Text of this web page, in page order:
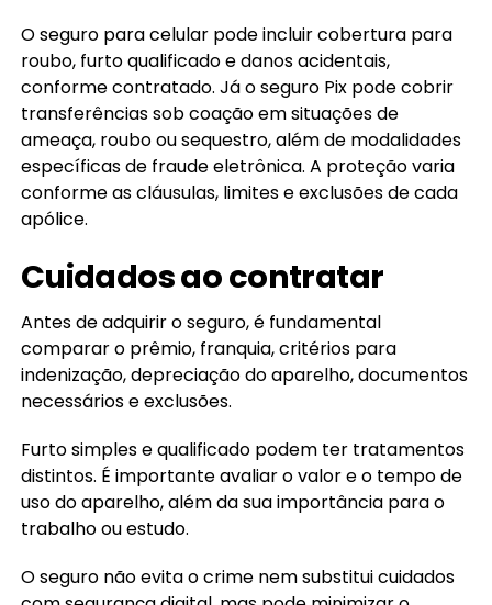
O seguro para celular pode incluir cobertura para
roubo, furto qualificado e danos acidentais,
conforme contratado. Já o seguro Pix pode cobrir
transferências sob coação em situações de
ameaça, roubo ou sequestro, além de modalidades
específicas de fraude eletrônica. A proteção varia
conforme as cláusulas, limites e exclusões de cada
apólice.
Cuidados ao contratar
Antes de adquirir o seguro, é fundamental
comparar o prêmio, franquia, critérios para
indenização, depreciação do aparelho, documentos
necessários e exclusões.
Furto simples e qualificado podem ter tratamentos
distintos. É importante avaliar o valor e o tempo de
uso do aparelho, além da sua importância para o
trabalho ou estudo.
O seguro não evita o crime nem substitui cuidados